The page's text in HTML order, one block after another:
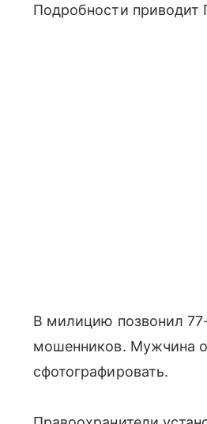
Подробности
В милицию позвонил
мошенников. Мужчина
сфотографировать.